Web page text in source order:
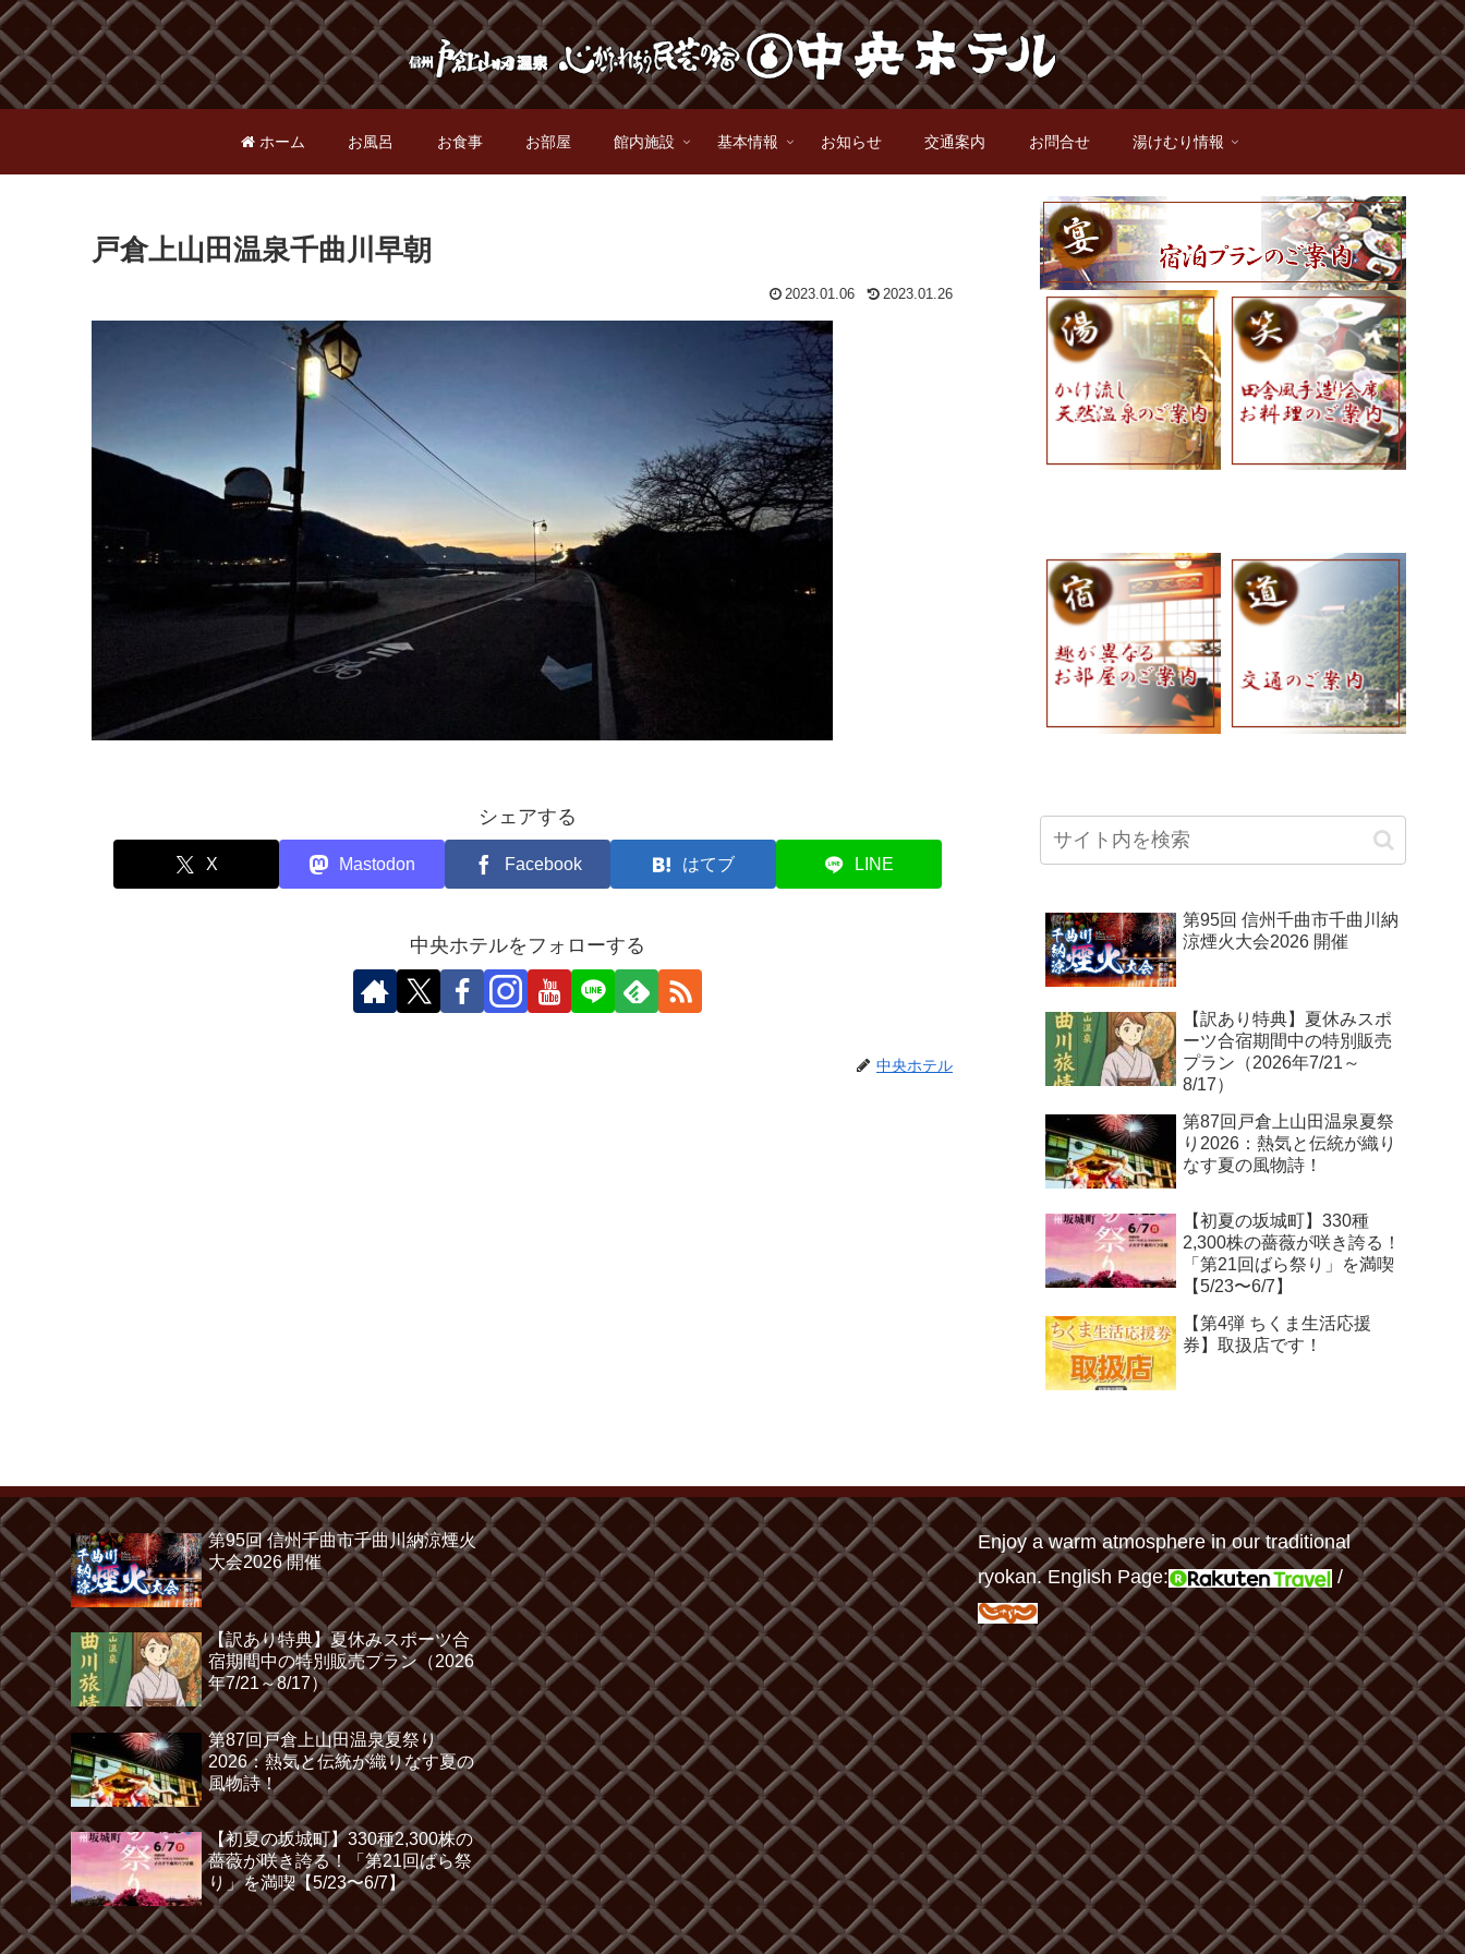
ホーム お風呂 お食事 お部屋 館内施設 基本情報 お知らせ 交通案内 お問合せ 湯けむり情報
戸倉上山田温泉千曲川早朝
2023.01.06 2023.01.26
シェアする
X Mastodon Facebook はてブ LINE
中央ホテルをフォローする
中央ホテル
第95回 信州千曲市千曲川納
涼煙火大会2026 開催
【訳あり特典】夏休みスポ
ーツ合宿期間中の特別販売
プラン（2026年7/21～
8/17）
第87回戸倉上山田温泉夏祭
り2026：熱気と伝統が織り
なす夏の風物詩！
【初夏の坂城町】330種
2,300株の薔薇が咲き誇る！
「第21回ばら祭り」を満喫
【5/23〜6/7】
【第4弾 ちくま生活応援
券】取扱店です！
第95回 信州千曲市千曲川納涼煙火
大会2026 開催
【訳あり特典】夏休みスポーツ合
宿期間中の特別販売プラン（2026
年7/21～8/17）
第87回戸倉上山田温泉夏祭り
2026：熱気と伝統が織りなす夏の
風物詩！
【初夏の坂城町】330種2,300株の
薔薇が咲き誇る！「第21回ばら祭
り」を満喫【5/23〜6/7】
Enjoy a warm atmosphere in our traditional
ryokan. English Page:
/